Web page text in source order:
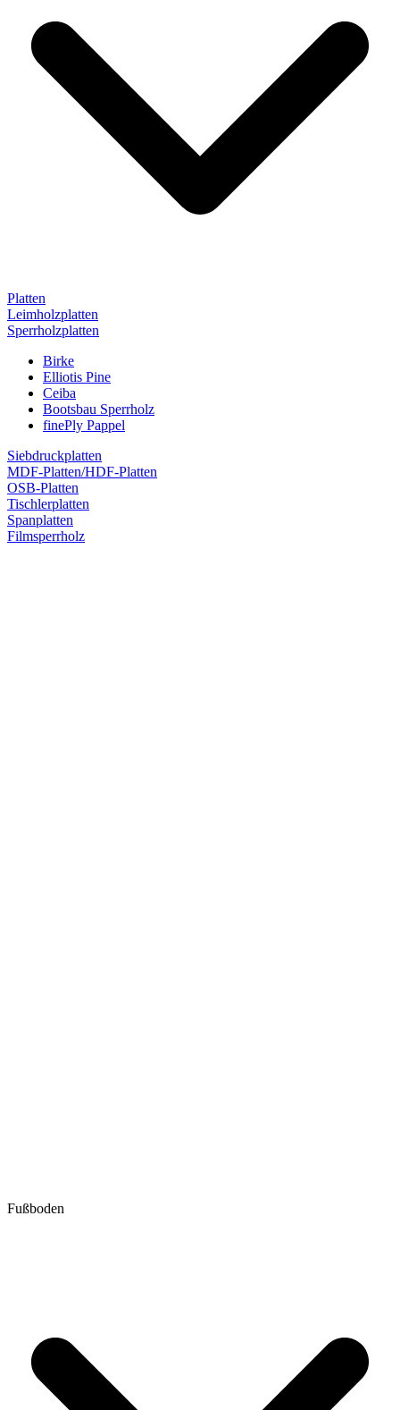
Platten
Leimholzplatten
Sperrholzplatten
Birke
Elliotis Pine
Ceiba
Bootsbau Sperrholz
finePly Pappel
Siebdruckplatten
MDF-Platten/HDF-Platten
OSB-Platten
Tischlerplatten
Spanplatten
Filmsperrholz
Fußboden